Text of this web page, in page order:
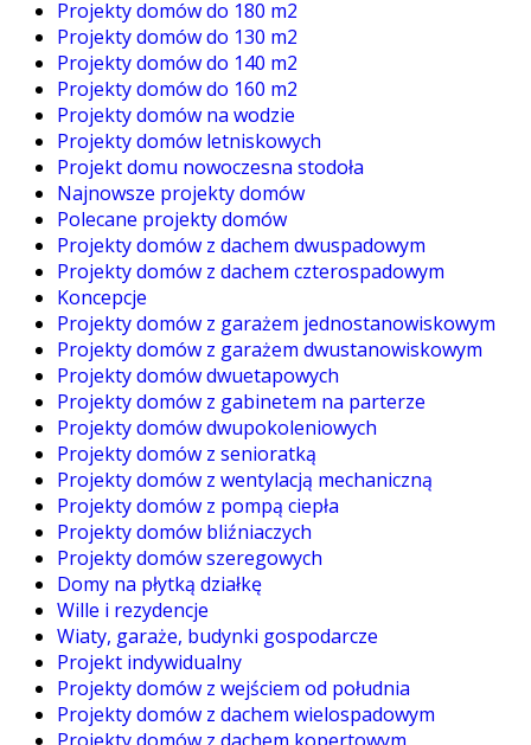
Projekty domów do 180 m2
Projekty domów do 130 m2
Projekty domów do 140 m2
Projekty domów do 160 m2
Projekty domów na wodzie
Projekty domów letniskowych
Projekt domu nowoczesna stodoła
Najnowsze projekty domów
Polecane projekty domów
Projekty domów z dachem dwuspadowym
Projekty domów z dachem czterospadowym
Koncepcje
Projekty domów z garażem jednostanowiskowym
Projekty domów z garażem dwustanowiskowym
Projekty domów dwuetapowych
Projekty domów z gabinetem na parterze
Projekty domów dwupokoleniowych
Projekty domów z senioratką
Projekty domów z wentylacją mechaniczną
Projekty domów z pompą ciepła
Projekty domów bliźniaczych
Projekty domów szeregowych
Domy na płytką działkę
Wille i rezydencje
Wiaty, garaże, budynki gospodarcze
Projekt indywidualny
Projekty domów z wejściem od południa
Projekty domów z dachem wielospadowym